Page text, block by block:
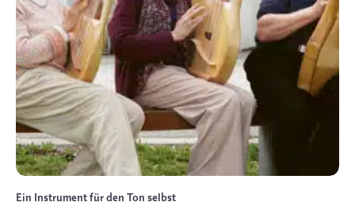
Ein Instrument für den Ton selbst